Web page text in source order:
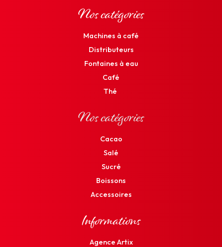
Nos catégories
Machines à café
Distributeurs
Fontaines à eau
Café
Thé
Nos catégories
Cacao
Salé
Sucré
Boissons
Accessoires
Informations
Agence Artix